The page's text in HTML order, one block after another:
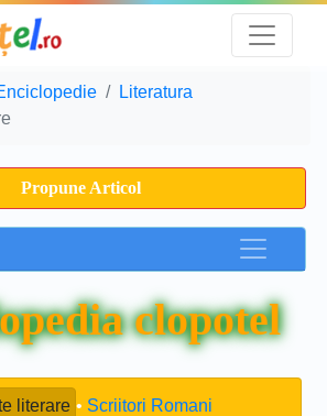
Literatura
Propune Articol
clopotel
literare Scriitori Romani